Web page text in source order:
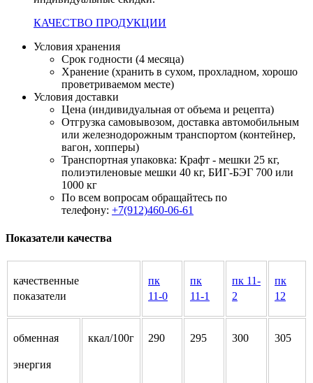
КАЧЕСТВО ПРОДУКЦИИ
Условия хранения
Срок годности (4 месяца)
Хранение (хранить в сухом, прохладном, хорошо
проветриваемом месте)
Условия доставки
Цена (индивидуальная от объема и рецепта)
Отгрузка самовывозом, доставка автомобильным
или железнодорожным транспортом (контейнер,
вагон, хопперы)
Транспортная упаковка: Крафт - мешки 25 кг,
полиэтиленовые мешки 40 кг, БИГ-БЭГ 700 или
1000 кг
По всем вопросам обращайтесь по
телефону: +7(912)460-06-61
Показатели качества
качественные
показатели
пк
11-0
пк
11-1
пк 11-
2
пк
12
обменная
энергия
ккал/100г 290 295 300 305